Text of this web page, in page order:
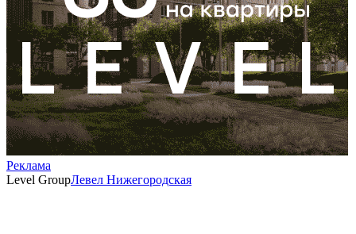
Реклама
Level GroupЛевел Нижегородская